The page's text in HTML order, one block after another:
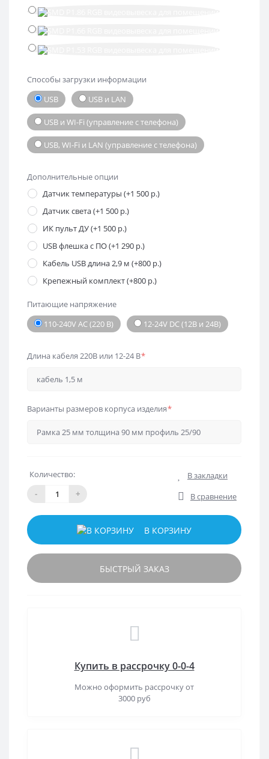
Способы загрузки информации
USB
USB и LAN
USB и WI-Fi (управление с телефона)
USB, WI-Fi и LAN (управление с телефона)
Дополнительные опции
Датчик температуры (+1 500 р.)
Датчик света (+1 500 р.)
ИК пульт ДУ (+1 500 р.)
USB флешка с ПО (+1 290 р.)
Кабель USB длина 2,9 м (+800 р.)
Крепежный комплект (+800 р.)
Питающие напряжение
110-240V AC (220 В)
12-24V DC (12В и 24В)
Длина кабеля 220В или 12-24 В*
Варианты размеров корпуса изделия*
Количество:
- +
В закладки
В сравнение
В КОРЗИНУ
БЫСТРЫЙ ЗАКАЗ
Купить в рассрочку 0-0-4
Можно оформить рассрочку от
3000 руб